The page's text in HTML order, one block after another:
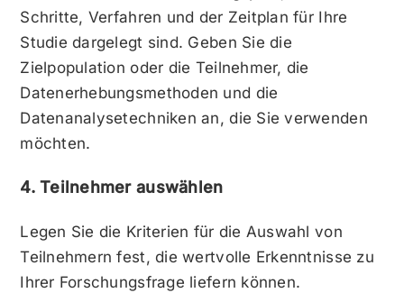
Schritte, Verfahren und der Zeitplan für Ihre
Studie dargelegt sind. Geben Sie die
Zielpopulation oder die Teilnehmer, die
Datenerhebungsmethoden und die
Datenanalysetechniken an, die Sie verwenden
möchten.
4. Teilnehmer auswählen
Legen Sie die Kriterien für die Auswahl von
Teilnehmern fest, die wertvolle Erkenntnisse zu
Ihrer Forschungsfrage liefern können.